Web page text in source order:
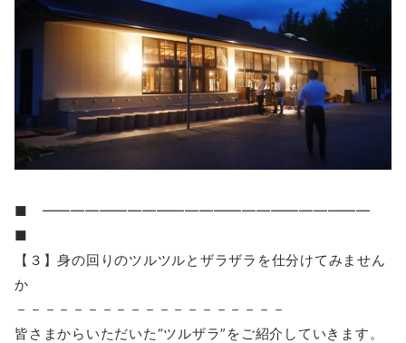
■ ━━━━━━━━━━━━━━━━━━━━━━━
■
【３】身の回りのツルツルとザラザラを仕分けてみません
か
－－－－－－－－－－－－－－－－－－－
皆さまからいただいた“ツルザラ”をご紹介していきます。